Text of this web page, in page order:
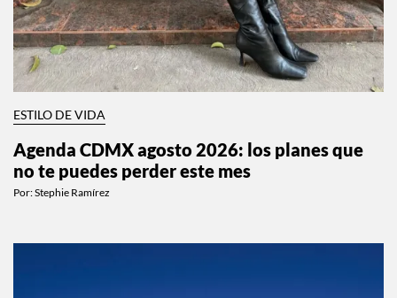
ESTILO DE VIDA
no te puedes perder este mes